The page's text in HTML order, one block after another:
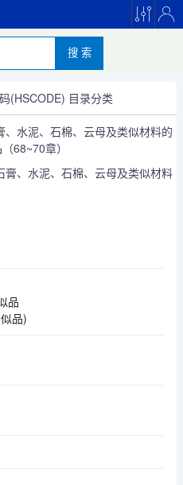
搜 索
(HSCODE) 目录分类
水泥、石棉、云母及类似材料的
68~70章）
、水泥、石棉、云母及类似材料
品
品)